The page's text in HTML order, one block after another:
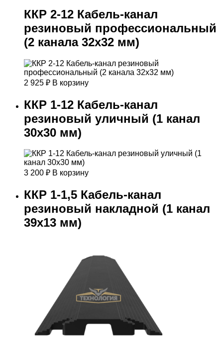
ККР 2-12 Кабель-канал
резиновый профессиональный
(2 канала 32х32 мм)
2 925 ₽ В корзину
ККР 1-12 Кабель-канал
резиновый уличный (1 канал
30х30 мм)
3 200 ₽ В корзину
ККР 1-1,5 Кабель-канал
резиновый накладной (1 канал
39х13 мм)